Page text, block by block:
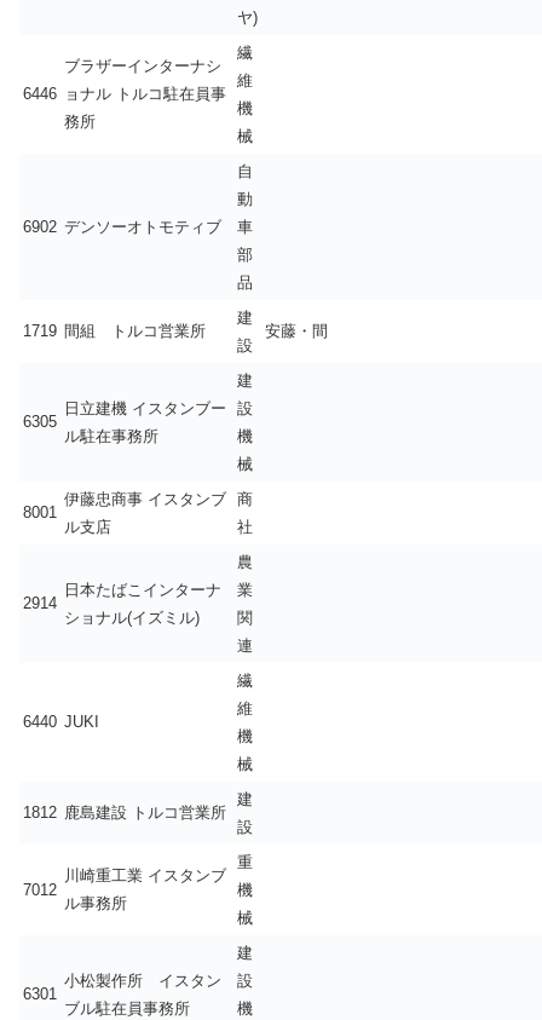
ヤ)
6446
ブラザーインターナシ
ョナル トルコ駐在員事
務所
繊
維
機
械
6902 デンソーオトモティブ
自
動
車
部
品
1719 間組 トルコ営業所
建
設
安藤・間
6305
日立建機 イスタンブー
ル駐在事務所
建
設
機
械
8001
伊藤忠商事 イスタンブ
ル支店
商
社
2914
日本たばこインターナ
ショナル(イズミル)
農
業
関
連
6440 JUKI
繊
維
機
械
1812 鹿島建設 トルコ営業所
建
設
7012
川崎重工業 イスタンブ
ル事務所
重
機
械
6301
小松製作所 イスタン
ブル駐在員事務所
建
設
機